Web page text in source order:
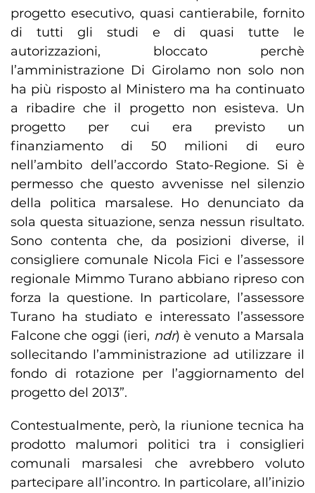
progetto esecutivo, quasi cantierabile, fornito
di tutti gli studi e di quasi tutte le
autorizzazioni, bloccato perchè
l’amministrazione Di Girolamo non solo non
ha più risposto al Ministero ma ha continuato
a ribadire che il progetto non esisteva. Un
progetto per cui era previsto un
finanziamento di 50 milioni di euro
nell’ambito dell’accordo Stato-Regione. Si è
permesso che questo avvenisse nel silenzio
della politica marsalese. Ho denunciato da
sola questa situazione, senza nessun risultato.
Sono contenta che, da posizioni diverse, il
consigliere comunale Nicola Fici e l’assessore
regionale Mimmo Turano abbiano ripreso con
forza la questione. In particolare, l’assessore
Turano ha studiato e interessato l’assessore
Falcone che oggi (ieri, ndr) è venuto a Marsala
sollecitando l’amministrazione ad utilizzare il
fondo di rotazione per l’aggiornamento del
progetto del 2013”.
Contestualmente, però, la riunione tecnica ha
prodotto malumori politici tra i consiglieri
comunali marsalesi che avrebbero voluto
partecipare all’incontro. In particolare, all’inizio